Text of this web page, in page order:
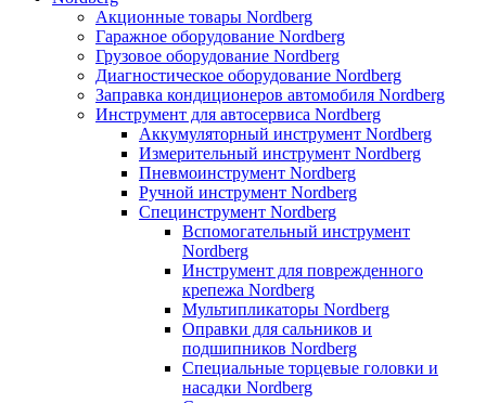
Акционные товары Nordberg
Гаражное оборудование Nordberg
Грузовое оборудование Nordberg
Диагностическое оборудование Nordberg
Заправка кондиционеров автомобиля Nordberg
Инструмент для автосервиса Nordberg
Аккумуляторный инструмент Nordberg
Измерительный инструмент Nordberg
Пневмоинструмент Nordberg
Ручной инструмент Nordberg
Специнструмент Nordberg
Вспомогательный инструмент
Nordberg
Инструмент для поврежденного
крепежа Nordberg
Мультипликаторы Nordberg
Оправки для сальников и
подшипников Nordberg
Специальные торцевые головки и
насадки Nordberg